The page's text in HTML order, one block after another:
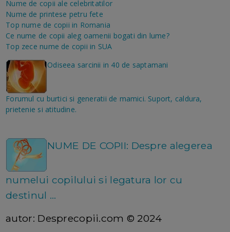
Nume de copii ale celebritatilor
Nume de printese petru fete
Top nume de copii in Romania
Ce nume de copii aleg oamenii bogati din lume?
Top zece nume de copii in SUA
Odiseea sarcinii in 40 de saptamani
Forumul cu burtici si generatii de mamici. Suport, caldura,
prietenie si atitudine.
NUME DE COPII: Despre alegerea
numelui copilului si legatura lor cu
destinul ...
autor: Desprecopii.com © 2024